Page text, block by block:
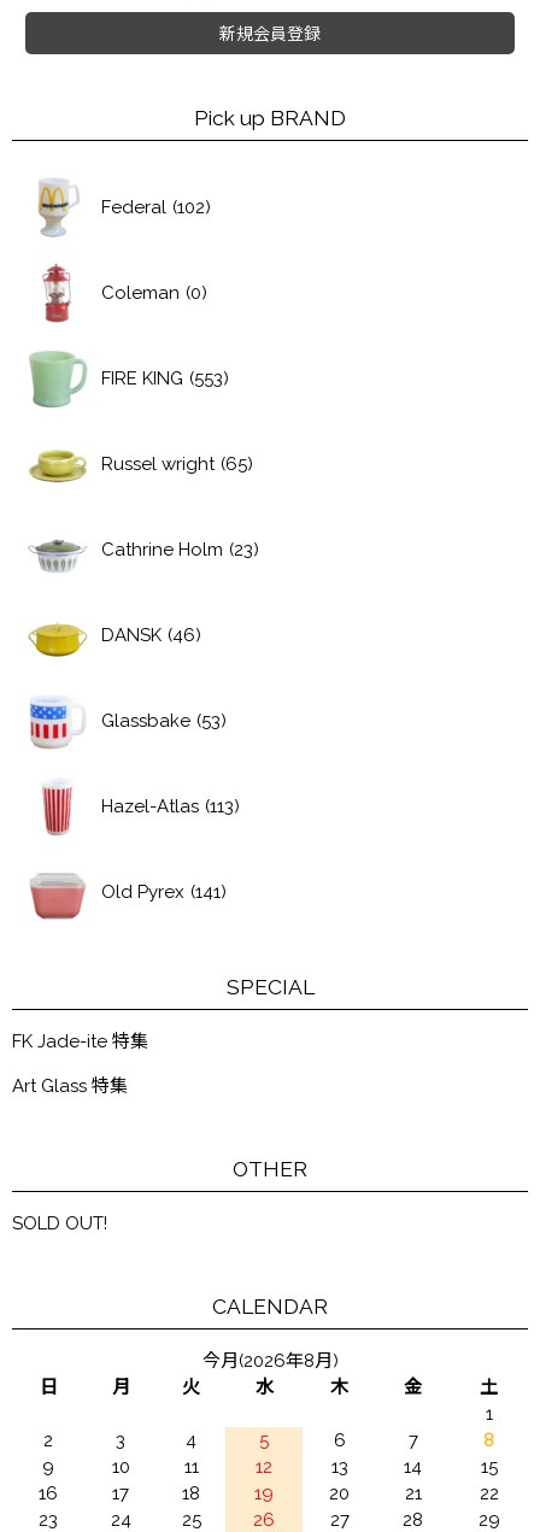
新規会員登録
Pick up BRAND
Federal (102)
Coleman (0)
FIRE KING (553)
Russel wright (65)
Cathrine Holm (23)
DANSK (46)
Glassbake (53)
Hazel-Atlas (113)
Old Pyrex (141)
SPECIAL
FK Jade-ite 特集
Art Glass 特集
OTHER
SOLD OUT!
CALENDAR
今月(2026年8月)
日
月 火 水 木 金
土
1
2
3 4 5 6 7
8
9
10 11 12 13 14
15
16
17 18 19 20 21
22
23
24 25 26 27 28
29